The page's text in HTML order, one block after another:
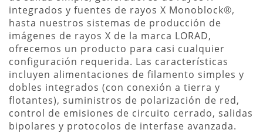
integrados y fuentes de rayos X Monoblock®,
hasta nuestros sistemas de producción de
imágenes de rayos X de la marca LORAD,
ofrecemos un producto para casi cualquier
configuración requerida. Las características
incluyen alimentaciones de filamento simples y
dobles integrados (con conexión a tierra y
flotantes), suministros de polarización de red,
control de emisiones de circuito cerrado, salidas
bipolares y protocolos de interfase avanzada.